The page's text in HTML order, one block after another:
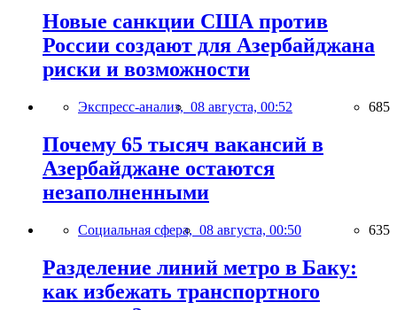
Новые санкции США против
России создают для Азербайджана
риски и возможности
Экспресс-анализ, 08 августа, 00:52 685
Почему 65 тысяч вакансий в
Азербайджане остаются
незаполненными
Социальная сфера, 08 августа, 00:50 635
Разделение линий метро в Баку:
как избежать транспортного